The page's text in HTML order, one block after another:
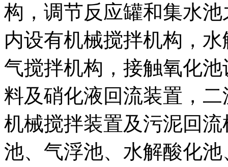
构，调节反应罐和集水
内设有机械搅拌机构，
气搅拌机构，接触氧化
料及硝化液回流装置，
机械搅拌装置及污泥回
池、气浮池、水解酸化